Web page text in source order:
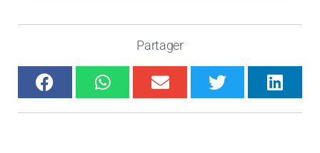
Partager